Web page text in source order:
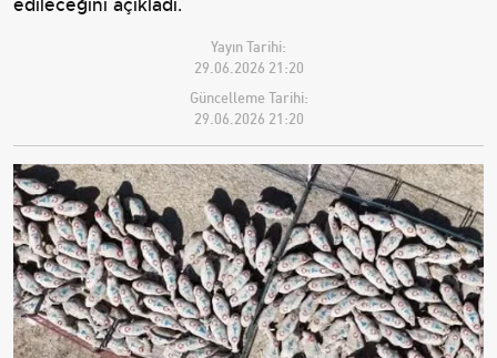
edileceğini açıkladı.
Yayın Tarihi:
29.06.2026 21:20
Güncelleme Tarihi:
29.06.2026 21:20